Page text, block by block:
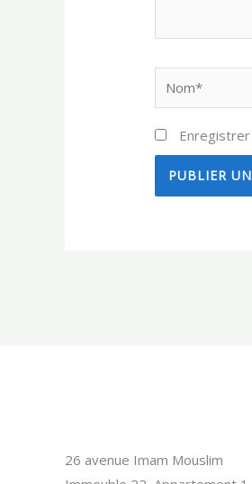
26 avenue Imam Mouslim